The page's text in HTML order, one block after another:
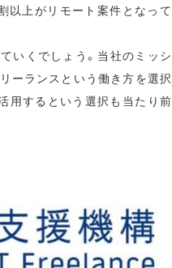
以上がリモート案件となって
いくでしょう。当社のミッシ
ーランスという働き方を選択
用するという選択も当たり前